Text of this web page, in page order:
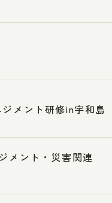
メント研修in宇和島
メント・災害関連